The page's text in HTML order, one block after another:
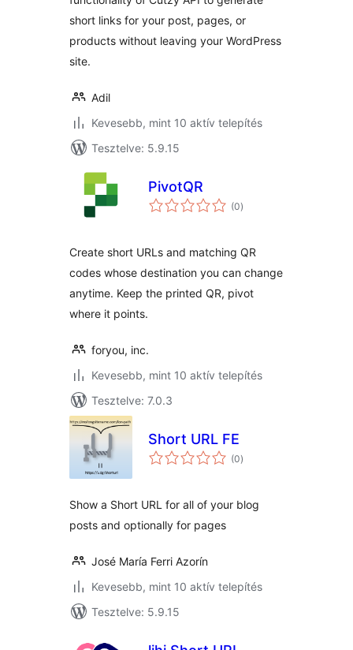
short links for your post, pages, or
products without leaving your WordPress
site.
Adil
Kevesebb, mint 10 aktív telepítés
Tesztelve: 5.9.15
PivotQR
(0értékelés
összesen
)
Create short URLs and matching QR
codes whose destination you can change
anytime. Keep the printed QR, pivot
where it points.
foryou, inc.
Kevesebb, mint 10 aktív telepítés
Tesztelve: 7.0.3
Short URL FE
(0értékelés
összesen
)
Show a Short URL for all of your blog
posts and optionally for pages
José María Ferri Azorín
Kevesebb, mint 10 aktív telepítés
Tesztelve: 5.9.15